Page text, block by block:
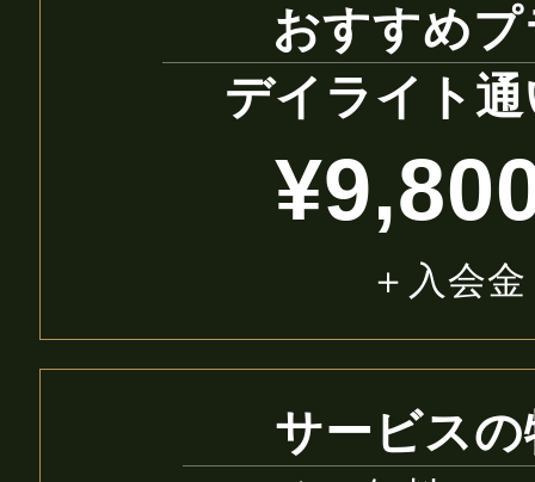
おすすめ
デイライト
＋入会金
サービスの